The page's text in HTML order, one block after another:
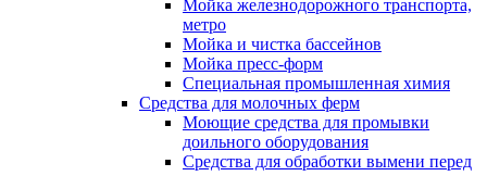
Мойка железнодорожного транспорта,
метро
Мойка и чистка бассейнов
Мойка пресс-форм
Специальная промышленная химия
Средства для молочных ферм
Моющие средства для промывки
доильного оборудования
Средства для обработки вымени перед